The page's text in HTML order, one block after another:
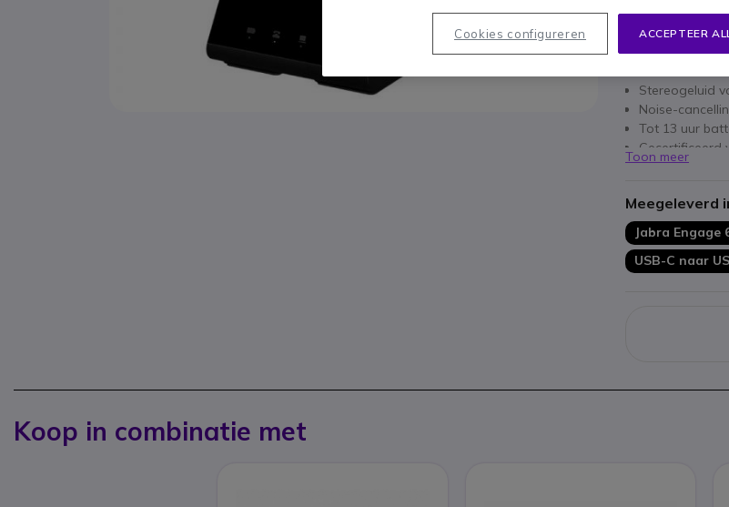
Belangrijkste
Stereogeluid
Noise-
Tot 13 uur
Gecertificeerd
Geïntegreerde
Toon meer
Meegeleverd
Jabra Engage
USB-C naar
Koop in combinatie met
ACCEPTEER
Cookies configureren